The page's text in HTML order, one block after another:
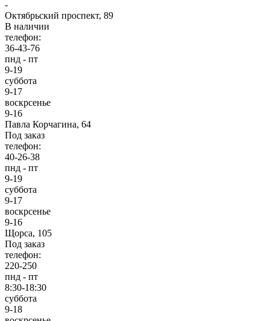
-
Октябрьский проспект, 89
В наличии
телефон:
36-43-76
пнд - пт
9-19
суббота
9-17
воскрсенье
9-16
Павла Корчагина, 64
Под заказ
телефон:
40-26-38
пнд - пт
9-19
суббота
9-17
воскрсенье
9-16
Щорса, 105
Под заказ
телефон:
220-250
пнд - пт
8:30-18:30
суббота
9-18